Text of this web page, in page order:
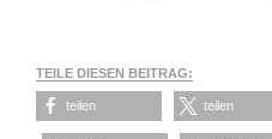
TEILE DIESEN BEITRAG:
teilen teilen